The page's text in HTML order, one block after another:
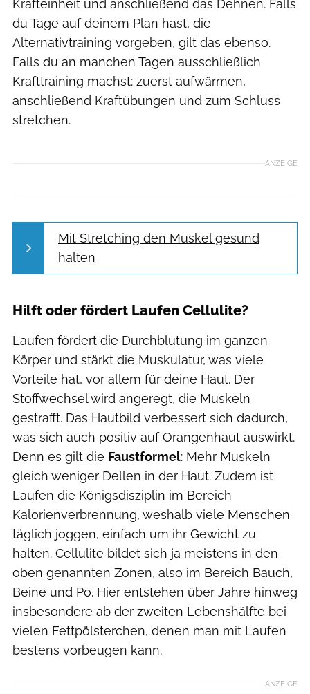
Krafteinheit und anschließend das Dehnen. Falls
du Tage auf deinem Plan hast, die
Alternativtraining vorgeben, gilt das ebenso.
Falls du an manchen Tagen ausschließlich
Krafttraining machst: zuerst aufwärmen,
anschließend Kraftübungen und zum Schluss
stretchen.
ANZEIGE
Mit Stretching den Muskel gesund
halten
Hilft oder fördert Laufen Cellulite?
Laufen fördert die Durchblutung im ganzen
Körper und stärkt die Muskulatur, was viele
Vorteile hat, vor allem für deine Haut. Der
Stoffwechsel wird angeregt, die Muskeln
gestrafft. Das Hautbild verbessert sich dadurch,
was sich auch positiv auf Orangenhaut auswirkt.
Denn es gilt die Faustformel: Mehr Muskeln
gleich weniger Dellen in der Haut. Zudem ist
Laufen die Königsdisziplin im Bereich
Kalorienverbrennung, weshalb viele Menschen
täglich joggen, einfach um ihr Gewicht zu
halten. Cellulite bildet sich ja meistens in den
oben genannten Zonen, also im Bereich Bauch,
Beine und Po. Hier entstehen über Jahre hinweg
insbesondere ab der zweiten Lebenshälfte bei
vielen Fettpölsterchen, denen man mit Laufen
bestens vorbeugen kann.
ANZEIGE